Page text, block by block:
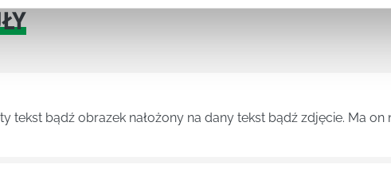
tekst bądź obrazek nałożony na dany tekst bądź zdjęcie. Ma on